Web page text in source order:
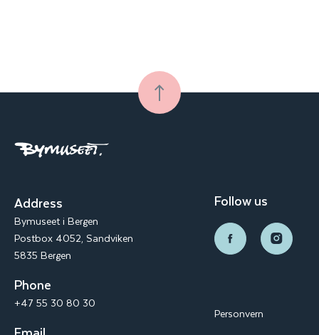
Address
Bymuseet i Bergen
Postbox 4052, Sandviken
5835 Bergen
Phone
+47 55 30 80 30
Follow us
Personvern